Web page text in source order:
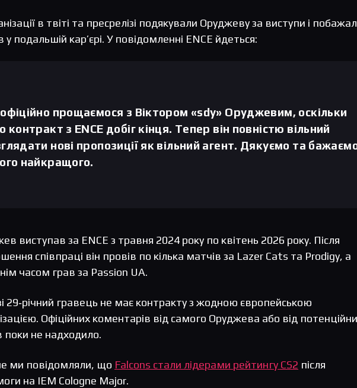
в твіті та пресрелізі подякували Оруджеву за виступи і
у подальшій кар’єрі. У повідомленні ENCE йдеться:
прощаємося з Віктором «sdy» Оруджевим, оскільки
контракт з ENCE добіг кінця. Тепер він повністю вільний
нові пропозиції як вільний агент. Дякуємо та
найкращого.
виступав за ENCE з травня 2024 року по квітень 2026 року. Після
співпраці він провів по кілька матчів за Lazer Cats та Prodigy, а
часом грав за Passion UA.
29‑річний гравець не має контракту з жодною європейською
Офіційних коментарів від самого Оруджева або від
поки не надходило.
ми повідомляли, що Falcons стали лідерами рейтингу CS2 після
на IEM Cologne Major.